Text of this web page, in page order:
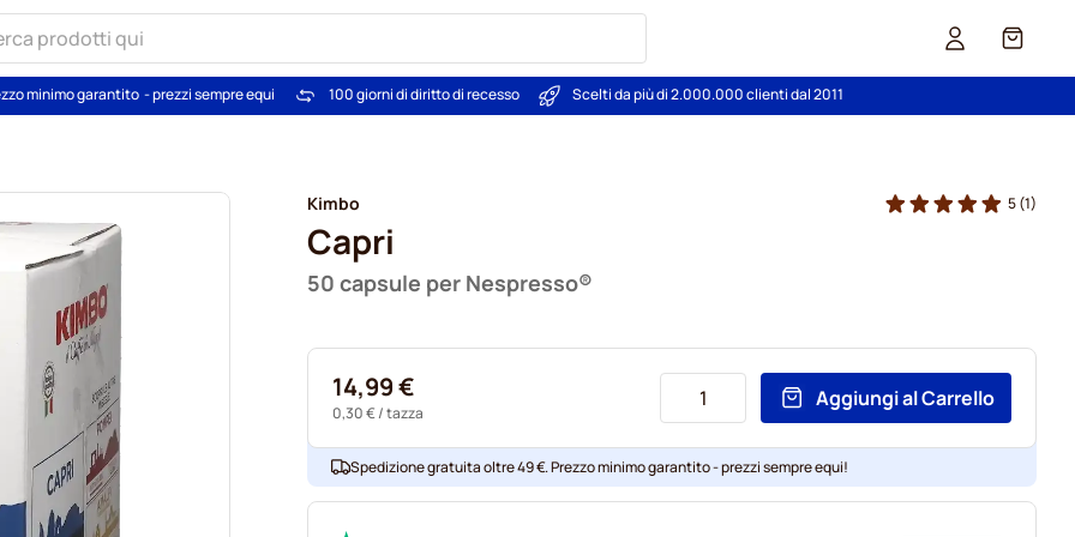
Carrello
minimo garantito- prezzi sempre equi 100 giorni di diritto di recesso Scelti da più di 2.000.000 clienti dal 2011
Kimbo
Capri
50 capsule per Nespresso®
5(1)
14,99 €
0,30 €/ tazza
Aggiungi al Carrello
Spedizione gratuita oltre 49 €. Prezzo minimo garantito - prezzi sempre equi!